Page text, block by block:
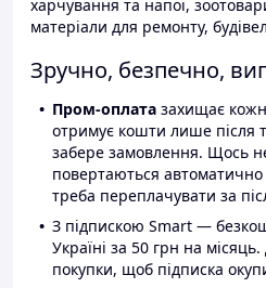
харчування та напої,
матеріали для ремонту,
Зручно, безпечно,
Пром-оплата захищає
отримує кошти лише після
забере замовлення. Щось
повертаються
треба переплачувати за
З підпискою Smart —
Україні за 50 грн на місяць.
покупки, щоб підписка